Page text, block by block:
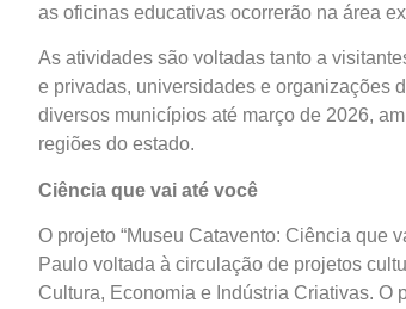
as oficinas educativas ocorrerão na área
As atividades são voltadas tanto a
e privadas, universidades e organizações
diversos municípios até março de 2026,
regiões do estado.
Ciência que vai até você
O projeto “Museu Catavento: Ciência que
Paulo voltada à circulação de projetos
Cultura, Economia e Indústria Criativas. O